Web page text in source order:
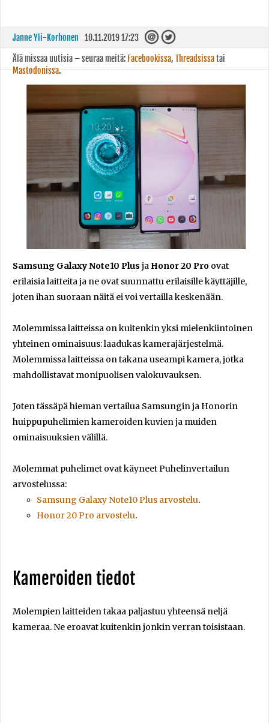
Janne Yli-Korhonen 10.11.2019 17:23
Älä missaa uutisia – seuraa meitä: Facebookissa, Threadsissatai
Mastodonissa.
Samsung Galaxy Note10 Plus ja Honor 20 Pro ovat
erilaisia laitteita ja ne ovat suunnattu erilaisille käyttäjille,
joten ihan suoraan näitä ei voi vertailla keskenään.
Molemmissa laitteissa on kuitenkin yksi mielenkiintoinen
yhteinen ominaisuus: laadukas kamerajärjestelmä.
Molemmissa laitteissa on takana useampi kamera, jotka
mahdollistavat monipuolisen valokuvauksen.
Joten tässäpä hieman vertailua Samsungin ja Honorin
huippupuhelimien kameroiden kuvien ja muiden
ominaisuuksien välillä.
Molemmat puhelimet ovat käyneet Puhelinvertailun
arvostelussa:
Samsung Galaxy Note10 Plus arvostelu.
Honor 20 Pro arvostelu.
Kameroiden tiedot
Molempien laitteiden takaa paljastuu yhteensä neljä
kameraa. Ne eroavat kuitenkin jonkin verran toisistaan.